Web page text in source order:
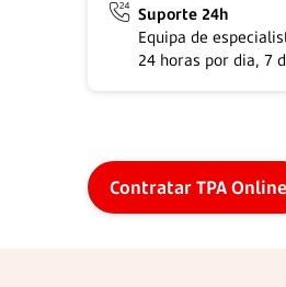
Suporte 24h
Equipa de
24 horas por dia, 7
Contratar TPA Online